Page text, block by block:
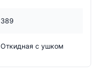
389
Откидная с ушком